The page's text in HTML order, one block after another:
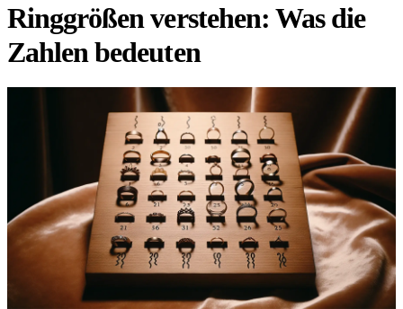
Ringgrößen verstehen: Was die
Zahlen bedeuten